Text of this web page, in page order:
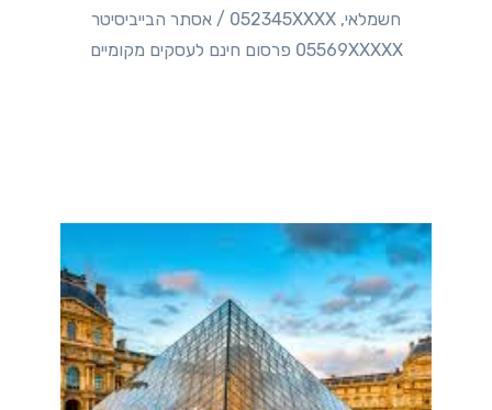
חשמלאי, 052345XXXX / אסתר הבייביסיטר
05569XXXXX פרסום חינם לעסקים מקומיים